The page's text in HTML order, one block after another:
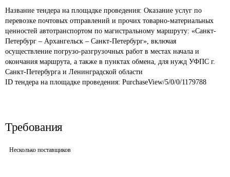
Название тендера на площадке проведения: Оказание услуг по
перевозке почтовых отправлений и прочих товарно-материальных
ценностей автотранспортом по магистральному маршруту: «Санкт-
Петербург – Архангельск – Санкт-Петербург», включая
осуществление погрузо-разгрузочных работ в местах начала и
окончания маршрута, а также в пунктах обмена, для нужд УФПС г.
Санкт-Петербурга и Ленинградской области
ID тендера на площадке проведения: PurchaseView/5/0/0/1179788
Требования
Несколько поставщиков